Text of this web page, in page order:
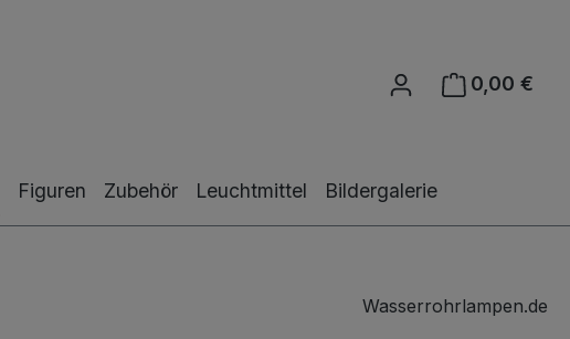
0,00 €
Figuren Zubehör Leuchtmittel Bildergalerie
Wasserrohrlampen.de